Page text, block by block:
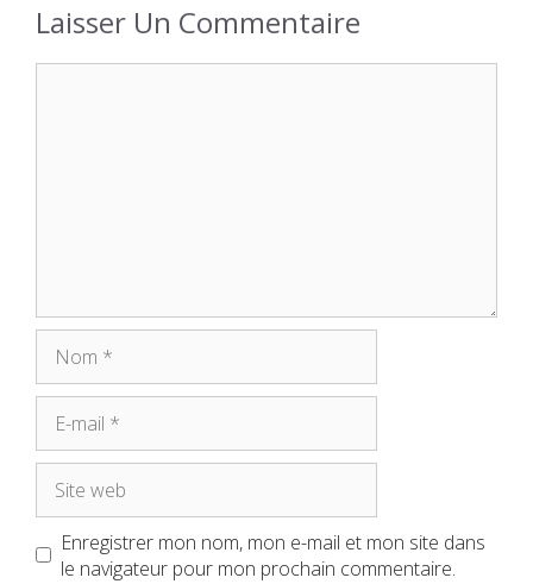
Laisser Un Commentaire
mail
web
Enregistrer mon nom, mon e-mail et mon site dans
le navigateur pour mon prochain commentaire.